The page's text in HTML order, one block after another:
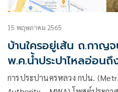
15 พฤษภาคม 2565
บ้านใครอยู่เส้น ถ.กาญ
พ.ค.น้ำประปาไหลอ่อนถึ
การประปานครหลวง กปน.